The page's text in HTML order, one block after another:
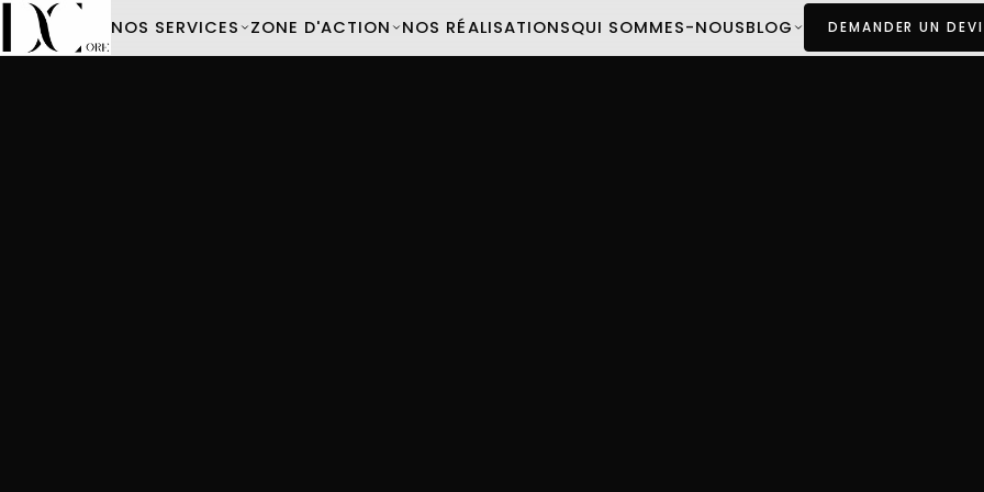
NOS SERVICES ZONE D'ACTION NOS RÉALISATIONSQUI SOMMES-NOUSBLOG DEMANDER UN